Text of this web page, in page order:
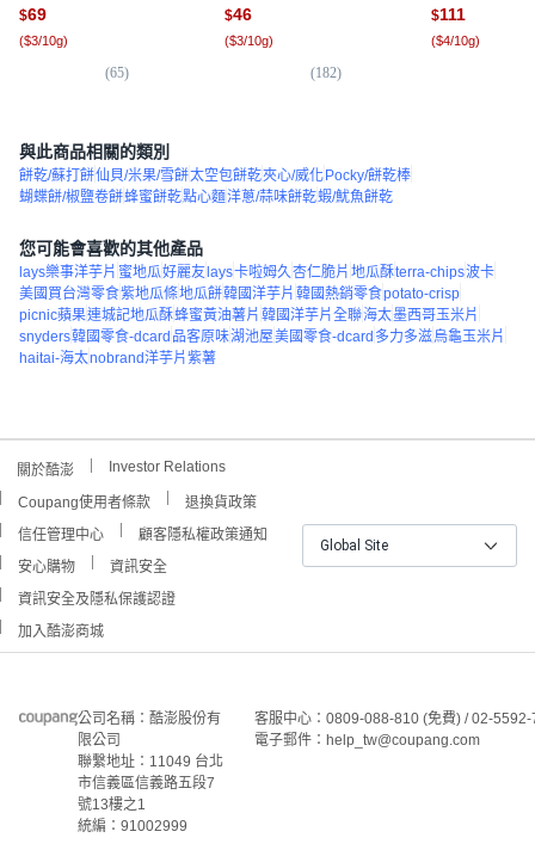
$69
($3/10g)
(65)
$46
($3/10g)
(182)
$111
($4/10g)
與此商品相關的類別
餅乾/蘇打餅仙貝/米果/雪餅太空包餅乾夾心/威化Pocky/餅乾棒
蝴蝶餅/椒鹽卷餅蜂蜜餅乾點心麵洋蔥/蒜味餅乾蝦/魷魚餅乾
您可能會喜歡的其他產品
lays樂事洋芋片 蜜地瓜好麗友lays卡啦姆久杏仁脆片 地瓜酥terra-chips波卡
美國買台灣零食紫地瓜條地瓜餅韓國洋芋片 韓國熱銷零食potato-crisp
picnic蘋果連城記地瓜酥蜂蜜黃油薯片 韓國洋芋片全聯海太墨西哥玉米片
snyders韓國零食-dcard 品客原味湖池屋美國零食-dcard 多力多滋烏龜玉米片
haitai-海太nobrand洋芋片紫薯
關於酷澎 Investor Relations
Coupang使用者條款
退換貨政策
信任管理中心
顧客隱私權政策通知
安心購物
資訊安全
資訊安全及隱私保護認證
加入酷澎商城
Global Site
公司名稱：酷澎股份有
限公司
聯繫地址：11049 台北
市信義區信義路五段7
號13樓之1
統編：91002999
客服中心：0809-088-810 (免費) / 02-
電子郵件：help_tw@coupang.com